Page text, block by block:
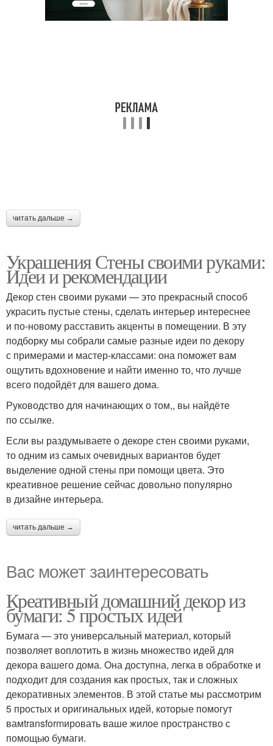
читать дальше →
Украшения Стены своими руками:
Идеи и рекомендации
Декор стен своими руками — это прекрасный способ
украсить пустые стены, сделать интерьер интереснее
и по-новому расставить акценты в помещении. В эту
подборку мы собрали самые разные идеи по декору
с примерами и мастер-классами: она поможет вам
ощутить вдохновение и найти именно то, что лучше
всего подойдёт для вашего дома.
Руководство для начинающих о том,, вы найдёте
по ссылке.
Если вы раздумываете о декоре стен своими руками,
то одним из самых очевидных вариантов будет
выделение одной стены при помощи цвета. Это
креативное решение сейчас довольно популярно
в дизайне интерьера.
читать дальше →
Вас может заинтересовать
Креативный домашний декор из
бумаги: 5 простых идей
Бумага — это универсальный материал, который
позволяет воплотить в жизнь множество идей для
декора вашего дома. Она доступна, легка в обработке и
подходит для создания как простых, так и сложных
декоративных элементов. В этой статье мы рассмотрим
5 простых и оригинальных идей, которые помогут
вамtransformировать ваше жилое пространство с
помощью бумаги.